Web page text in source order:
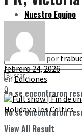
No se encontraron
Nuestro Equipo
No se encontraron
View All Result
por
febrero 24, 2026
enEdiciones
0